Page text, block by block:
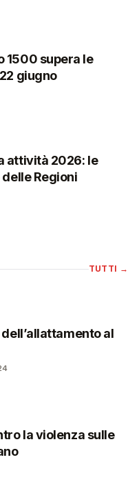
1500 supera le
giugno
attività 2026: le
Regioni
TUTTI →
al
la violenza sulle